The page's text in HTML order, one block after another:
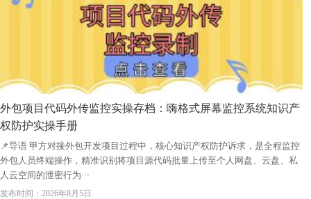
外包项目代码外传监控实操存档：嗨格式屏幕监控系统知识产
权防护实操手册
📌导语 甲方对接外包开发项目过程中，核心知识产权防护诉求，是全程监控
外包人员终端操作，精准识别将项目源代码批量上传至个人网盘、云盘、私
人云空间的泄密行为···
发布时间：2026年8月5日